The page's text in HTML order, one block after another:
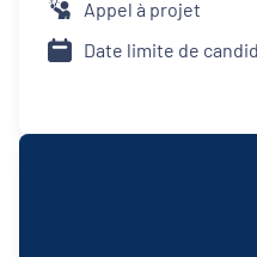
Appel à projet
Date limite de